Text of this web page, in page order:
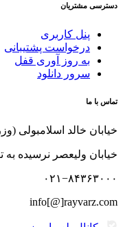
دسترسی مشتریان
پنل کاربری
درخواست پشتیبانی
به روز آوری قفل
سرور دانلود
تماس با ما
خیابان خالد اسلامبولی
خیابان ولیعصر نرسیده به
۰۲۱−۸۴۳۶۳۰۰۰
info[@]rayvarz.com